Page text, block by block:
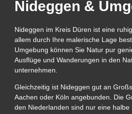
Nideggen &
Nideggen im Kreis Düren ist eine
allem durch Ihre malerische Lage
Umgebung können Sie Natur pur
Ausflüge und Wanderungen in den
unternehmen.
Gleichzeitig ist Nideggen gut an
Aachen oder Köln angebunden. Die
den Niederlanden sind nur eine halbe